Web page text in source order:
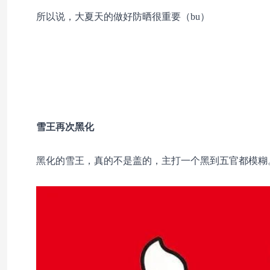
所以说，大夏天的做好防晒很重要（bu）
雪王再次黑化
黑化的雪王，真的不是盖的，主打一个黑到五官都模糊